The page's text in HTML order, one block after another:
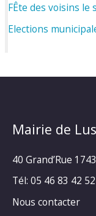
FÊte des voisins le
Elections
Mairie de
40 Grand’Rue
Tél: 05 46 83 42 52
Nous contacter